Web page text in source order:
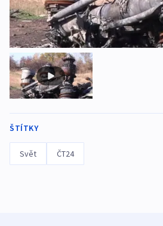
ŠTÍTKY
Svět ČT24